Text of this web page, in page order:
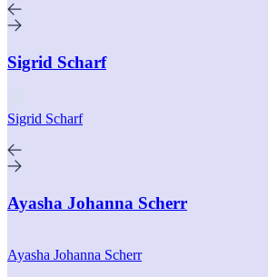
Sigrid Scharf
Sigrid Scharf
Ayasha Johanna Scherr
Ayasha Johanna Scherr